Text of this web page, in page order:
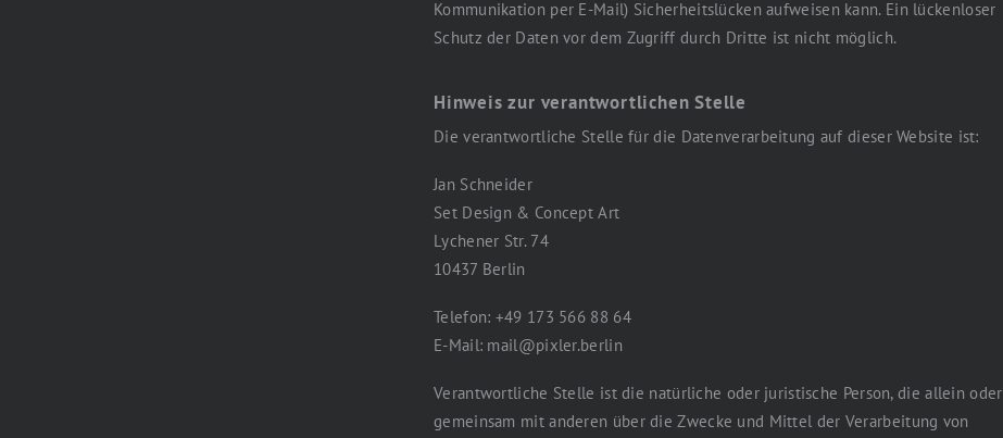
Kommunikation per E-Mail) Sicherheitslücken aufweisen kann. Ein lückenloser
Schutz der Daten vor dem Zugriff durch Dritte ist nicht möglich.
Hinweis zur verantwortlichen Stelle
Die verantwortliche Stelle für die Datenverarbeitung auf dieser Website ist:
Jan Schneider
Set Design & Concept Art
Lychener Str. 74
10437 Berlin
Telefon: +49 173 566 88 64
E-Mail: mail@pixler.berlin
Verantwortliche Stelle ist die natürliche oder juristische Person, die allein oder
gemeinsam mit anderen über die Zwecke und Mittel der Verarbeitung von